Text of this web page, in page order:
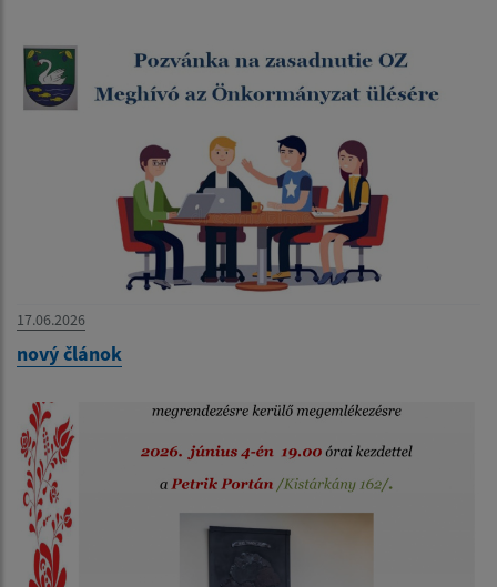
17.06.2026
nový článok